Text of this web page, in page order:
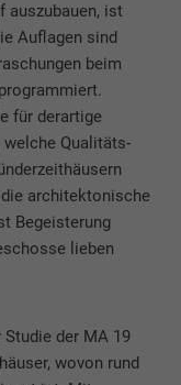
auszubauen, ist
Auflagen sind
beim
für derartige
welche Qualitäts-
architektonische
Begeisterung
lieben
Studie der MA 19
wovon rund